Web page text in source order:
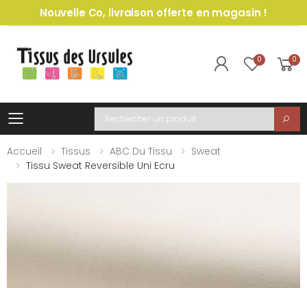
Nouvelle Co, livraison offerte en magasin !
0 0
Toggle mobile menu
Recherche
Accueil
Tissus ABC Du Tissu
Sweat
Tissu Sweat Reversible Uni Ecru